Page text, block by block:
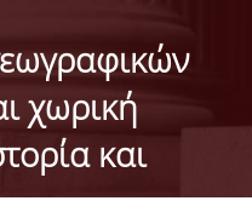
ΕΠΙΤΡΟΠΗ
χωρική
και